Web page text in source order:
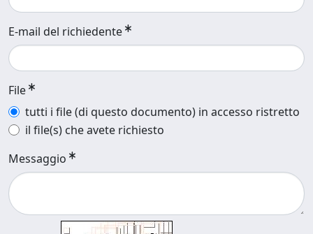
E-mail del richiedente
File
tutti i file (di questo documento) in accesso ristretto
il file(s) che avete richiesto
Messaggio